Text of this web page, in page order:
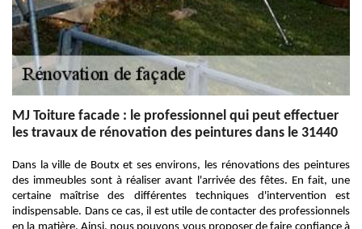
MJ Toiture facade : le professionnel qui peut effectuer
les travaux de rénovation des peintures dans le 31440
Dans la ville de Boutx et ses environs, les rénovations des peintures
des immeubles sont à réaliser avant l'arrivée des fêtes. En fait, une
certaine maîtrise des différentes techniques d'intervention est
indispensable. Dans ce cas, il est utile de contacter des professionnels